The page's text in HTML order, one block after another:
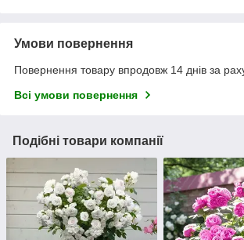
Умови повернення
Повернення товару впродовж 14 днів за
Всі умови повернення
Подібні товари компанії